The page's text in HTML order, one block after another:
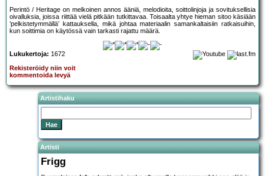
Perintö / Heritage on melkoinen annos ääniä, melodioita, soittolinjoja ja sovituksellisia
oivalluksia, joissa riittää vielä pitkään tutkittavaa. Toisaalta yhtye hieman sitoo käsiään
’pelkistetymmällä’ kattauksella, mikä johtaa materiaalin samankaltaisiin ratkaisuihin,
kun soittimia on käytössä vain tarkasti rajattu määrä.
Lukukertoja: 1672
Rekisteröidy niin voit
kommentoida levyä
Artistihaku
Artisti
Frigg